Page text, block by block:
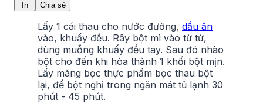
In Chia sẻ
Lấy 1 cái thau cho nước đường, dầu ăn
vào, khuấy đều. Rây bột mì vào từ từ,
dùng muỗng khuấy đều tay. Sau đó nhào
bột cho đến khi hòa thành 1 khối bột mịn.
Lấy màng bọc thực phẩm bọc thau bột
lại, để bột nghỉ trong ngăn mát tủ lạnh 30
phút - 45 phút.